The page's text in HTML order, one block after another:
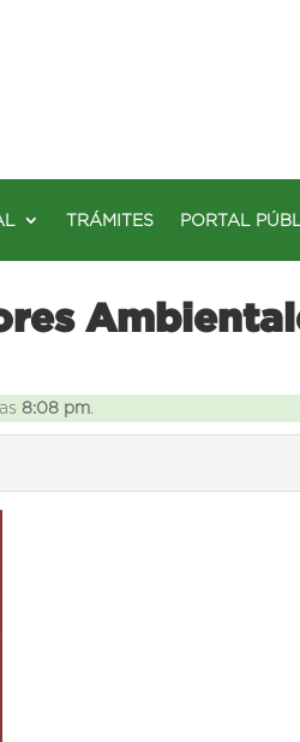
TRÁMITES PORTAL
8:08 pm